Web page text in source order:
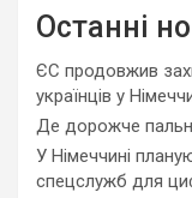
Останні
ЄС продовжив
українців у
Де дорожче
У Німеччині
спецслужб для